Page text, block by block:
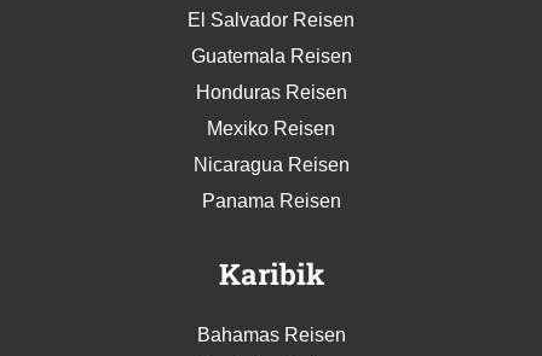
El Salvador Reisen
Guatemala Reisen
Honduras Reisen
Mexiko Reisen
Nicaragua Reisen
Panama Reisen
Karibik
Bahamas Reisen